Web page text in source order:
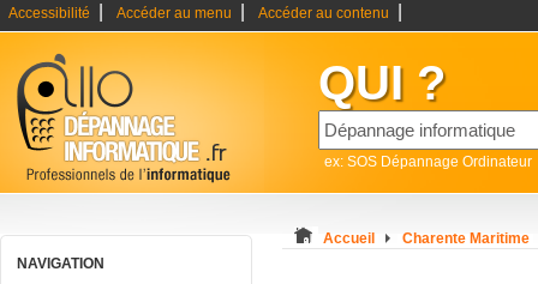
Accessibilité Accéder au menu Accéder au contenu
QUI ?
ex: SOS Dépannage Ordinateur
NAVIGATION
Accueil Charente Maritime